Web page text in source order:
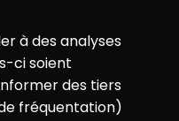
à des analyses
ci soient
des tiers
fréquentation)